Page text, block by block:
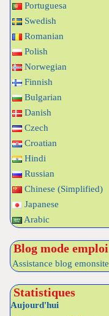
Portuguesa
Swedish
Romanian
Polish
Norwegian
Finnish
Bulgarian
Danish
Czech
Croatian
Hindi
Russian
Chinese (Simplified)
Japanese
Arabic
Blog mode emploi
Assistance blog emonsite
Statistiques
Aujourd'hui